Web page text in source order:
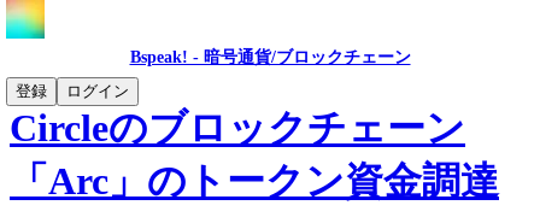
Bspeak! - 暗号通貨/ブロックチェーン
登録
ログイン
Circleのブロックチェーン
「Arc」のトークン資金調達